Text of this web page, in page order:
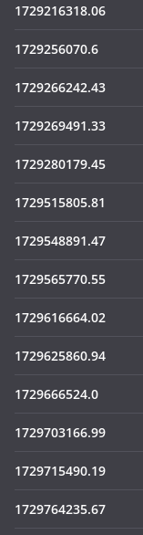
1729216318.06
1729256070.6
1729266242.43
1729269491.33
1729280179.45
1729515805.81
1729548891.47
1729565770.55
1729616664.02
1729625860.94
1729666524.0
1729703166.99
1729715490.19
1729764235.67